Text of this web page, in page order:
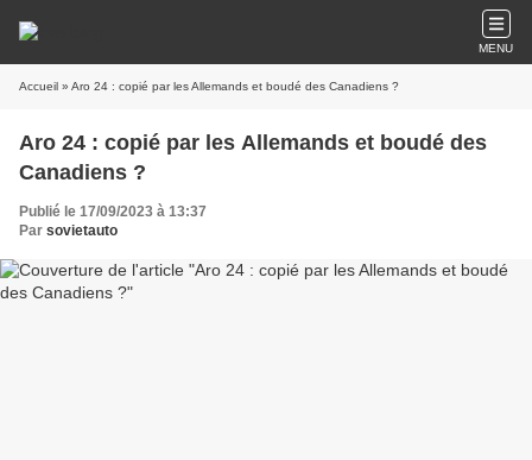
MENU
Accueil » Aro 24 : copié par les Allemands et boudé des Canadiens ?
Aro 24 : copié par les Allemands et boudé des
Canadiens ?
Publié le 17/09/2023 à 13:37
Par sovietauto